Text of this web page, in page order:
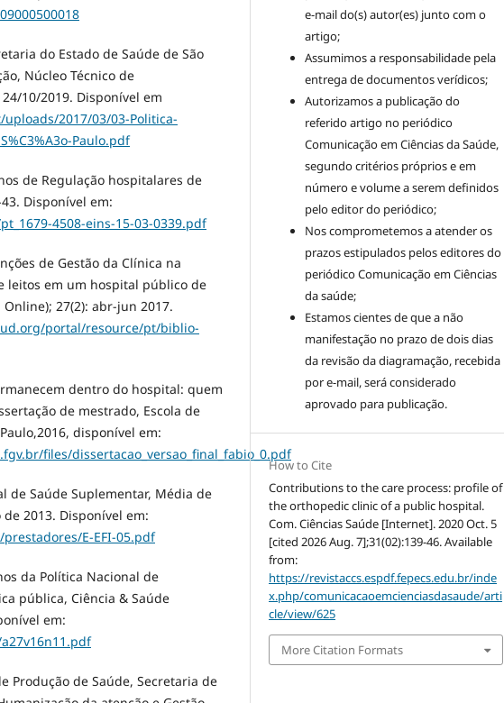
do Estado de Saúde de São
Núcleo Técnico de
10/2019. Disponível em
2017/03/03-Politica-
Paulo.pdf
de Regulação hospitalares de
Disponível em:
4508-eins-15-03-0339.pdf
de Gestão da Clínica na
leitos em um hospital público de
27(2): abr-jun 2017.
portal/resource/pt/biblio-
dentro do hospital: quem
de mestrado, Escola de
disponível em:
files/dissertacao_versao_final_fabio_0.pdf
de Saúde Suplementar, Média de
2013. Disponível em:
E-EFI-05.pdf
da Política Nacional de
pública, Ciência & Saúde
em:
Produção de Saúde, Secretaria de
e-mail do(s) autor(es) junto com o
artigo;
Assumimos a responsabilidade pela
entrega de documentos verídicos;
Autorizamos a publicação do
referido artigo no periódico
Comunicação em Ciências da Saúde,
segundo critérios próprios e em
número e volume a serem definidos
pelo editor do periódico;
Nos comprometemos a atender os
prazos estipulados pelos editores do
periódico Comunicação em Ciências
da saúde;
Estamos cientes de que a não
manifestação no prazo de dois dias
da revisão da diagramação, recebida
por e-mail, será considerado
aprovado para publicação.
How to Cite
Contributions to the care process: profile of
the orthopedic clinic of a public hospital.
Com. Ciências Saúde [Internet]. 2020 Oct. 5
[cited 2026 Aug. 7];31(02):139-46. Available
from:
https://revistaccs.espdf.fepecs.edu.br/inde
x.php/comunicacaoemcienciasdasaude/arti
cle/view/625
More Citation Formats